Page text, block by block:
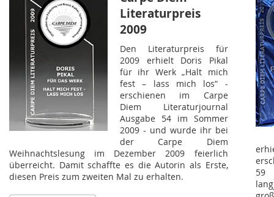
Literaturpreis
2009
Den Literaturpreis für
2009 erhielt Doris Pikal
für ihr Werk „Halt mich
fest – lass mich los“ -
erschienen im Carpe
Diem Literaturjournal
Ausgabe 54 im Sommer
2009 - und wurde ihr bei
der Carpe Diem
Weihnachtslesung im Dezember 2009 feierlich
überreicht. Damit schaffte es die Autorin als Erste,
diesen Preis zum zweiten Mal zu erhalten.
59